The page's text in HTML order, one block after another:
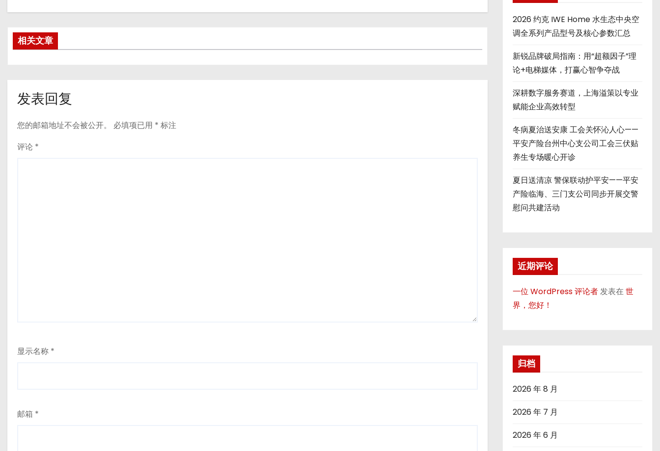
相关文章
发表回复
您的邮箱地址不会被公开。 必填项已用 * 标注
评论 *
显示名称 *
邮箱 *
2026 约克 IWE Home 水生态中央空
调全系列产品型号及核心参数汇总
新锐品牌破局指南：用“超额因子”理
论+电梯媒体，打赢心智争夺战
深耕数字服务赛道，上海溢策以专业
赋能企业高效转型
冬病夏治送安康 工会关怀沁人心——
平安产险台州中心支公司工会三伏贴
养生专场暖心开诊
夏日送清凉 警保联动护平安——平安
产险临海、三门支公司同步开展交警
慰问共建活动
近期评论
一位 WordPress 评论者发表在世
界，您好！
归档
2026 年 8 月
2026 年 7 月
2026 年 6 月